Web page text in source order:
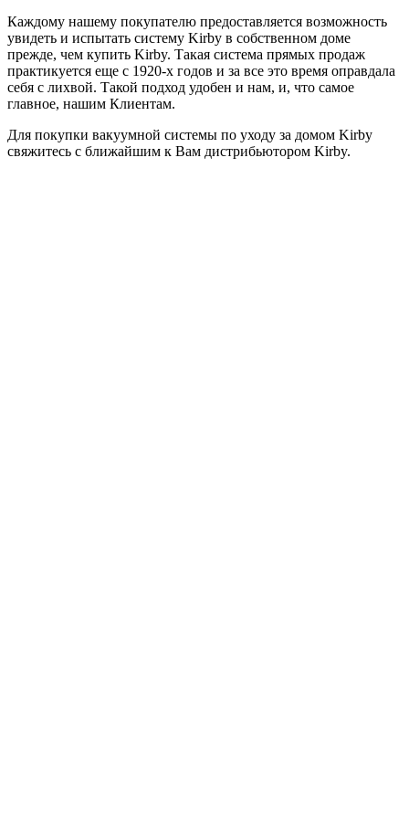
Каждому нашему покупателю предоставляется возможность
увидеть и испытать систему Kirby в собственном доме
прежде, чем купить Kirby. Такая система прямых продаж
практикуется еще с 1920-х годов и за все это время оправдала
себя с лихвой. Такой подход удобен и нам, и, что самое
главное, нашим Клиентам.
Для покупки вакуумной системы по уходу за домом Kirby
свяжитесь с ближайшим к Вам дистрибьютором Kirby.